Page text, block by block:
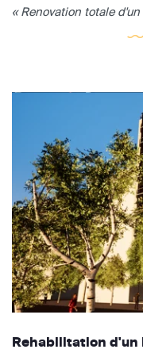
« Renovation totale
Rehabilitation